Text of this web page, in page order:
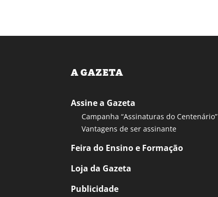
A GAZETA
Assine a Gazeta
Campanha “Assinaturas do Centenário”
Vantagens de ser assinante
Feira do Ensino e Formação
Loja da Gazeta
Publicidade